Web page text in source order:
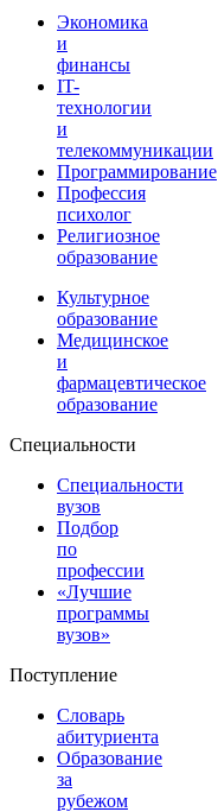
Экономика
и
финансы
IT-
технологии
и
телекоммуникации
Программирование
Профессия
психолог
Религиозное
образование
Культурное
образование
Медицинское
и
фармацевтическое
образование
Специальности
Специальности
вузов
Подбор
по
профессии
«Лучшие
программы
вузов»
Поступление
Словарь
абитуриента
Образование
за
рубежом